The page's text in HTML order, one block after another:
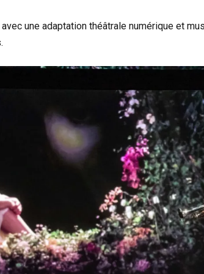
une adaptation théâtrale numérique et